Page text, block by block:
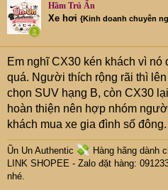
Hầm Trú Ẩn
Xe hơi {Kinh doanh chuyên
Em nghĩ CX30 kén khách vì
quá. Người thích rộng rãi thì
chọn SUV hạng B, còn CX30
hoàn thiện nên hợp nhóm
khách mua xe gia đình số đông.
Ũn Un Authentic
Hàng hãng dành
LINK SHOPEE - Zalo đặt hàng:
nhé.